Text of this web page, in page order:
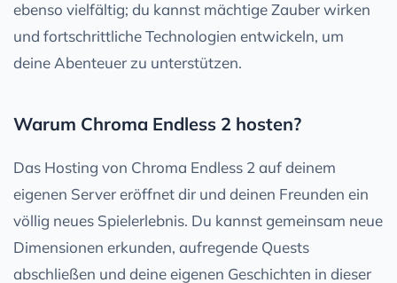
ebenso vielfältig; du kannst mächtige Zauber wirken
und fortschrittliche Technologien entwickeln, um
deine Abenteuer zu unterstützen.
Warum Chroma Endless 2 hosten?
Das Hosting von Chroma Endless 2 auf deinem
eigenen Server eröffnet dir und deinen Freunden ein
völlig neues Spielerlebnis. Du kannst gemeinsam neue
Dimensionen erkunden, aufregende Quests
abschließen und deine eigenen Geschichten in dieser